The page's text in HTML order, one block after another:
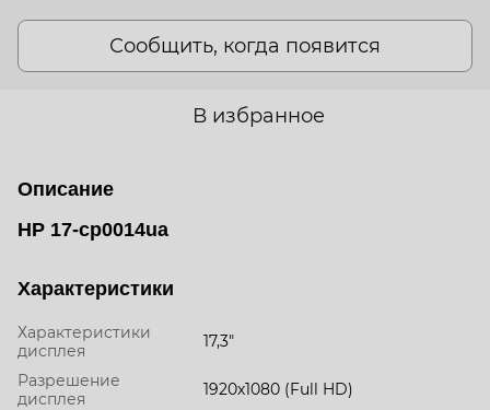
Сообщить, когда появится
В избранное
Описание
HP 17-cp0014ua
Характеристики
Характеристики
дисплея
17,3"
Разрешение
дисплея
1920х1080 (Full HD)